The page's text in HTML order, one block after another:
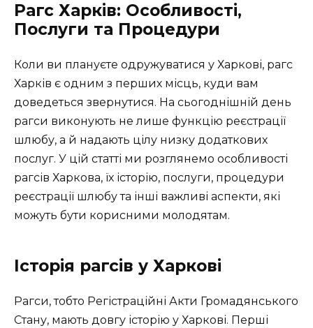
Рагс Харків: Особливості,
Послуги та Процедури
Коли ви плануєте одружуватися у Харкові, рагс
Харків є одним з перших місць, куди вам
доведеться звернутися. На сьогоднішній день
рагси виконують не лише функцію реєстрації
шлюбу, а й надають цілу низку додаткових
послуг. У цій статті ми розглянемо особливості
рагсів Харкова, їх історію, послуги, процедури
реєстрації шлюбу та інші важливі аспекти, які
можуть бути корисними молодятам.
Історія рагсів у Харкові
Рагси, тобто Регістраційні Акти Громадянського
Стану, мають довгу історію у Харкові. Перші